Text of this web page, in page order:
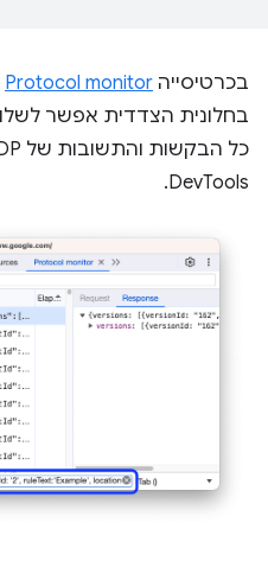
בכרטיסייה Protocol monitor
DevTools.